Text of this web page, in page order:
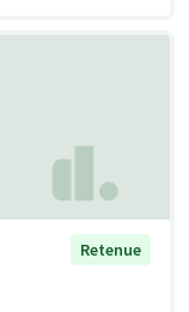
Retenue